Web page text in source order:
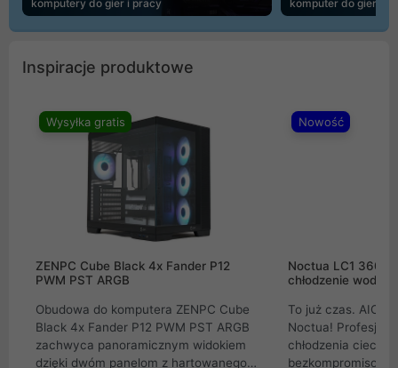
komputery do gier i pracy
komputer do gier |
Inspiracje produktowe
Wysyłka gratis
ZENPC Cube Black 4x Fander P12
PWM PST ARGB
Obudowa do komputera ZENPC Cube
Black 4x Fander P12 PWM PST ARGB
zachwyca panoramicznym widokiem
dzięki dwóm panelom z hartowanego
Nowość
Noctua LC1
chłodzenie wodne
To już czas. AIO
Noctua!
chłodzenia cieczą